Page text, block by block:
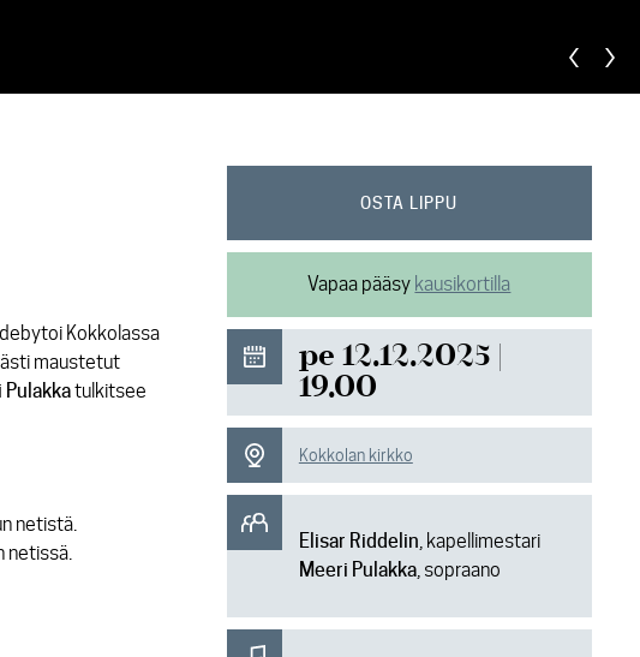
OSTA LIPPU
Vapaa pääsy kausikortilla
pe 12.12.2025 |
19.00
Kokkolan kirkko
Elisar Riddelin , kapellimestari
Meeri Pulakka, sopraano
debytoi Kokkolassa
maustetut
Pulakkatulkitsee
netistä.
netissä.